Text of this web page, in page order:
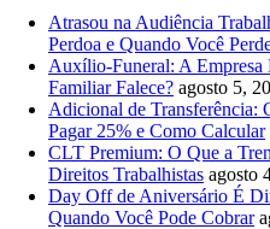
Atrasou na Audiência
Perdoa e Quando Você
Auxílio-Funeral: A Empresa
Familiar Falece? agosto 5,
Adicional de Transferência:
Pagar 25% e Como Calcular
CLT Premium: O Que a
Direitos Trabalhistas agosto
Day Off de Aniversário É
Quando Você Pode Cobrar